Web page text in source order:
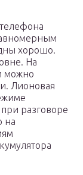
хорошо.
На
можно
Лионовая
разговоре
на